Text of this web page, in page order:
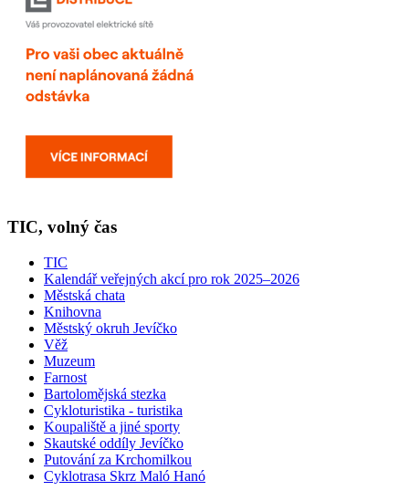
TIC, volný čas
TIC
Kalendář veřejných akcí pro rok 2025–2026
Městská chata
Knihovna
Městský okruh Jevíčko
Věž
Muzeum
Farnost
Bartolomějská stezka
Cykloturistika - turistika
Koupaliště a jiné sporty
Skautské oddíly Jevíčko
Putování za Krchomilkou
Cyklotrasa Skrz Maló Hanó